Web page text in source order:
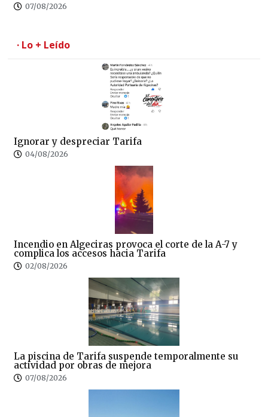
07/08/2026
· Lo + Leído
Ignorar y despreciar Tarifa
04/08/2026
Incendio en Algeciras provoca el corte de la A-7 y
complica los accesos hacia Tarifa
02/08/2026
La piscina de Tarifa suspende temporalmente su
actividad por obras de mejora
07/08/2026